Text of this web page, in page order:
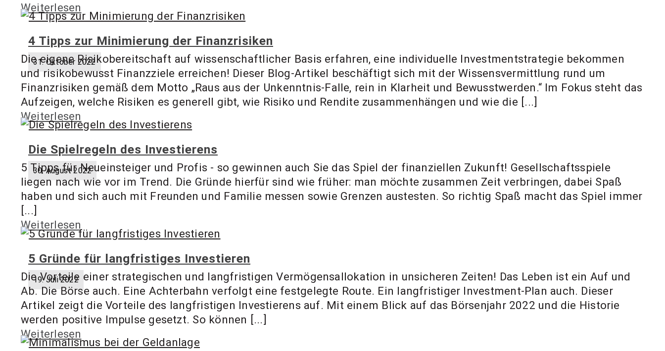
Weiterlesen
4 Tipps zur Minimierung der Finanzrisiken
31. Oktober 2022
Die eigene Risikobereitschaft auf wissenschaftlicher Basis erfahren, eine individuelle Investmentstrategie bekommen
und risikobewusst Finanzziele erreichen! Dieser Blog-Artikel beschäftigt sich mit der Wissensvermittlung rund um
Finanzrisiken gemäß dem Motto „Raus aus der Unkenntnis-Falle, rein in Klarheit und Bewusstwerden.“ Im Fokus steht das
Aufzeigen, welche Risiken es generell gibt, wie Risiko und Rendite zusammenhängen und wie die [...]
Weiterlesen
Die Spielregeln des Investierens
30. August 2022
5 Tipps für Neueinsteiger und Profis - so gewinnen auch Sie das Spiel der finanziellen Zukunft! Gesellschaftsspiele
liegen nach wie vor im Trend. Die Gründe hierfür sind wie früher: man möchte zusammen Zeit verbringen, dabei Spaß
haben und sich auch mit Freunden und Familie messen sowie Grenzen austesten. So richtig Spaß macht das Spiel immer
[...]
Weiterlesen
5 Gründe für langfristiges Investieren
19. Juli 2022
Die Vorteile einer strategischen und langfristigen Vermögensallokation in unsicheren Zeiten! Das Leben ist ein Auf und
Ab. Die Börse auch. Eine Achterbahn verfolgt eine festgelegte Route. Ein langfristiger Investment-Plan auch. Dieser
Artikel zeigt die Vorteile des langfristigen Investierens auf. Mit einem Blick auf das Börsenjahr 2022 und die Historie
werden positive Impulse gesetzt. So können [...]
Weiterlesen